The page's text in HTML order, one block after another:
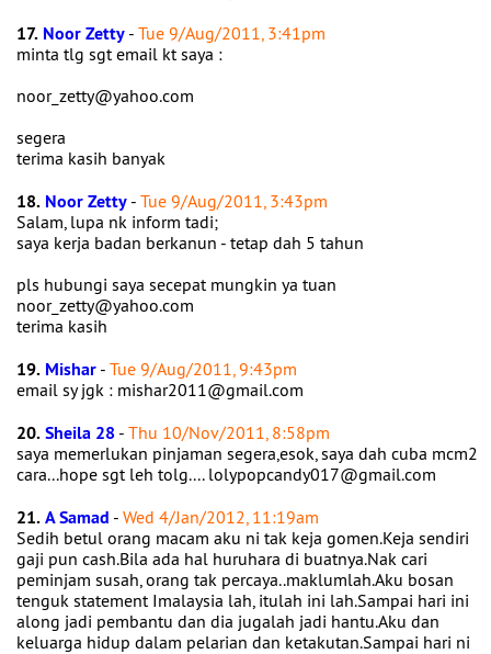
17. Noor Zetty - Tue 9/Aug/2011, 3:41pm
minta tlg sgt email kt saya :
noor_zetty@yahoo.com
segera
terima kasih banyak
18. Noor Zetty - Tue 9/Aug/2011, 3:43pm
Salam, lupa nk inform tadi;
saya kerja badan berkanun - tetap dah 5 tahun
pls hubungi saya secepat mungkin ya tuan
noor_zetty@yahoo.com
terima kasih
19. Mishar - Tue 9/Aug/2011, 9:43pm
email sy jgk : mishar2011@gmail.com
20.Sheila 28 - Thu 10/Nov/2011, 8:58pm
saya memerlukan pinjaman segera,esok, saya dah cuba mcm2
cara...hope sgt leh tolg.... lolypopcandy017@gmail.com
21.A Samad - Wed 4/Jan/2012, 11:19am
Sedih betul orang macam aku ni tak keja gomen.Keja sendiri
gaji pun cash.Bila ada hal huruhara di buatnya.Nak cari
peminjam susah, orang tak percaya..maklumlah.Aku bosan
tenguk statement Imalaysia lah, itulah ini lah.Sampai hari ini
along jadi pembantu dan dia jugalah jadi hantu.Aku dan
keluarga hidup dalam pelarian dan ketakutan.Sampai hari ni